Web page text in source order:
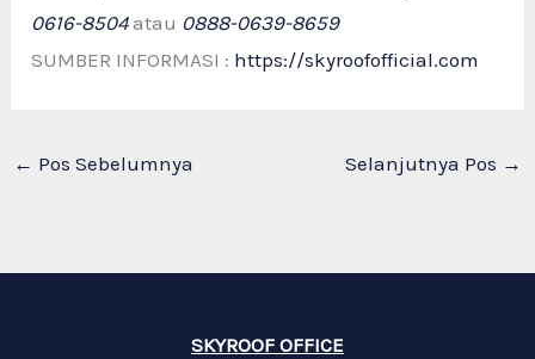
0616-8504atau 0888-0639-8659
SUMBER INFORMASI : https://skyroofofficial.com
← Pos Sebelumnya Selanjutnya Pos →
SKYROOF OFFICE